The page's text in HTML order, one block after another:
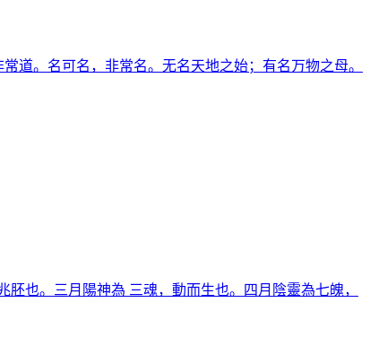
道。名可名，非常名。无名天地之始；有名万物之母。
也。三月陽神為 三魂，動而生也。四月陰靈為七魄，